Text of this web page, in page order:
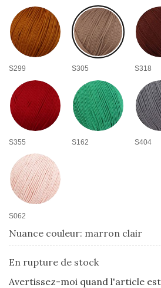
S299 S305 S318
S355 S162 S404
S062
Nuance couleur: marron clair
En rupture de stock
Avertissez-moi quand l'article